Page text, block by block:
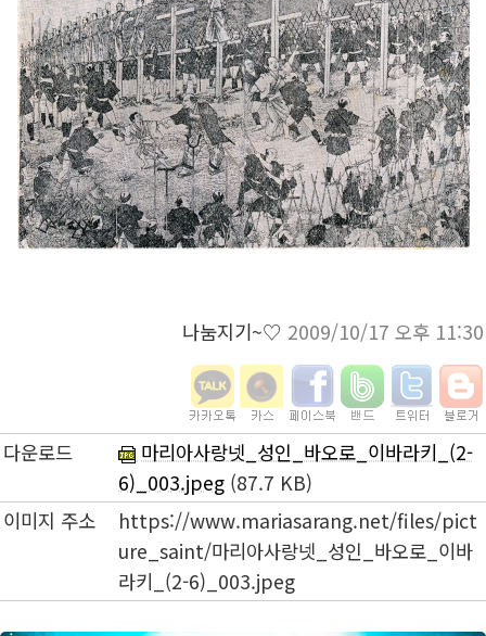
나눔지기~♡ 2009/10/17 오후 11:30
다운로드
마리아사랑넷_성인_바오로_이바라키_(2-
6)_003.jpeg (87.7 KB)
이미지 주소
https://www.mariasarang.net/files/pict
ure_saint/마리아사랑넷_성인_바오로_이바
라키_(2-6)_003.jpeg